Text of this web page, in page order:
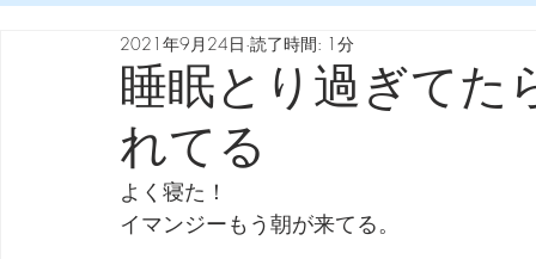
弦交換の記録 DTM 始める 知っておきたいコト
Imanjy Studio 使われているモノ
劇団 Avan 劇伴が出来るまでを追ったドキュメンタリー
睡眠とり過ぎてた
れてる
2021年9月24日 読了時間: 1分
よく寝た！
イマンジーもう朝が来てる。